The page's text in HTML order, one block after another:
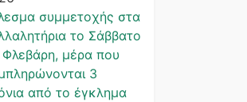
συμμετοχής στα
το Σάββατο
μέρα που
3
από το έγκλημα